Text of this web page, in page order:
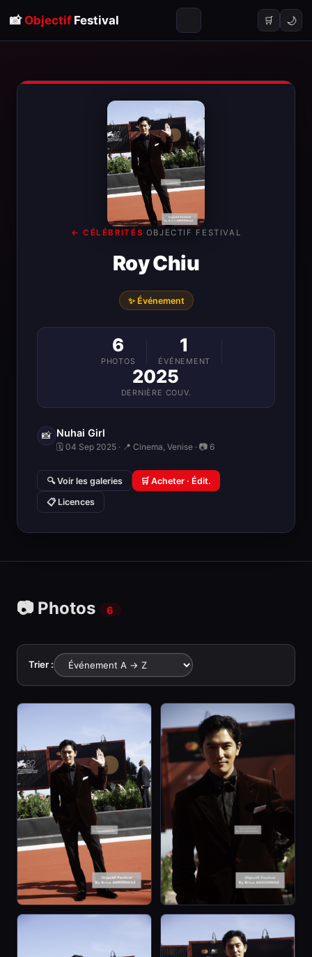
📸 ObjectifFestival 🛒 🌙
← CÉLÉBRITÉS· OBJECTIF FESTIVAL
Roy Chiu
✨ Événement
6
PHOTOS
1
ÉVÉNEMENT
2025
DERNIÈRE COUV.
📸 Nuhai Girl
🗓 04 Sep 2025 · 📍 Cinema, Venise · 📷 6
🔍 Voir les galeries 🛒 Acheter · Édit.
📋 Licences
📷 Photos 6
Trier :